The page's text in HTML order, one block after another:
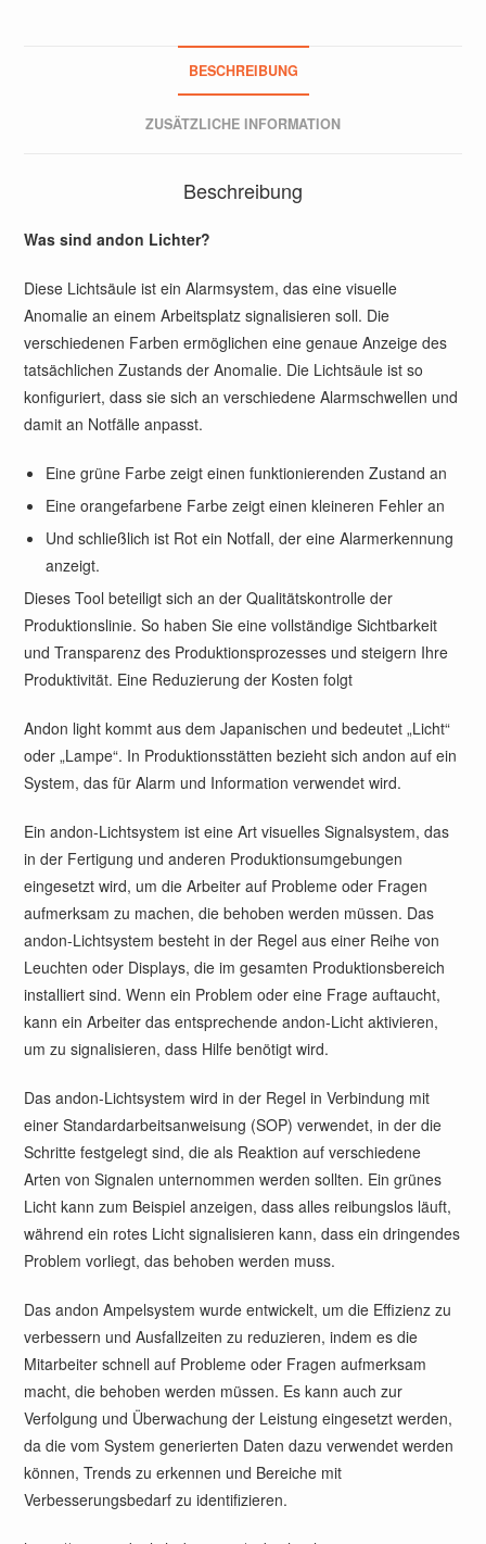
BESCHREIBUNG
ZUSÄTZLICHE INFORMATION
Beschreibung
Was sind andon Lichter?
Diese Lichtsäule ist ein Alarmsystem, das eine visuelle
Anomalie an einem Arbeitsplatz signalisieren soll. Die
verschiedenen Farben ermöglichen eine genaue Anzeige des
tatsächlichen Zustands der Anomalie. Die Lichtsäule ist so
konfiguriert, dass sie sich an verschiedene Alarmschwellen und
damit an Notfälle anpasst.
Eine grüne Farbe zeigt einen funktionierenden Zustand an
Eine orangefarbene Farbe zeigt einen kleineren Fehler an
Und schließlich ist Rot ein Notfall, der eine Alarmerkennung
anzeigt.
Dieses Tool beteiligt sich an der Qualitätskontrolle der
Produktionslinie. So haben Sie eine vollständige Sichtbarkeit
und Transparenz des Produktionsprozesses und steigern Ihre
Produktivität. Eine Reduzierung der Kosten folgt
Andon light kommt aus dem Japanischen und bedeutet „Licht“
oder „Lampe“. In Produktionsstätten bezieht sich andon auf ein
System, das für Alarm und Information verwendet wird.
Ein andon-Lichtsystem ist eine Art visuelles Signalsystem, das
in der Fertigung und anderen Produktionsumgebungen
eingesetzt wird, um die Arbeiter auf Probleme oder Fragen
aufmerksam zu machen, die behoben werden müssen. Das
andon-Lichtsystem besteht in der Regel aus einer Reihe von
Leuchten oder Displays, die im gesamten Produktionsbereich
installiert sind. Wenn ein Problem oder eine Frage auftaucht,
kann ein Arbeiter das entsprechende andon-Licht aktivieren,
um zu signalisieren, dass Hilfe benötigt wird.
Das andon-Lichtsystem wird in der Regel in Verbindung mit
einer Standardarbeitsanweisung (SOP) verwendet, in der die
Schritte festgelegt sind, die als Reaktion auf verschiedene
Arten von Signalen unternommen werden sollten. Ein grünes
Licht kann zum Beispiel anzeigen, dass alles reibungslos läuft,
während ein rotes Licht signalisieren kann, dass ein dringendes
Problem vorliegt, das behoben werden muss.
Das andon Ampelsystem wurde entwickelt, um die Effizienz zu
verbessern und Ausfallzeiten zu reduzieren, indem es die
Mitarbeiter schnell auf Probleme oder Fragen aufmerksam
macht, die behoben werden müssen. Es kann auch zur
Verfolgung und Überwachung der Leistung eingesetzt werden,
da die vom System generierten Daten dazu verwendet werden
können, Trends zu erkennen und Bereiche mit
Verbesserungsbedarf zu identifizieren.